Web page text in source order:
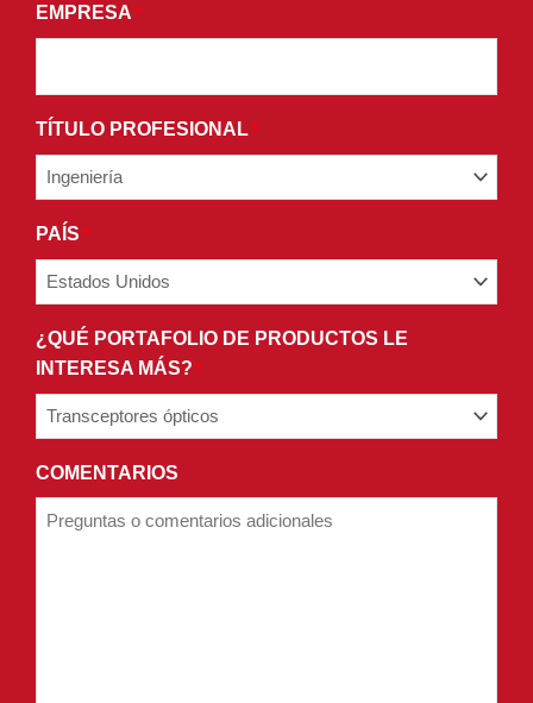
EMPRESA *
TÍTULO PROFESIONAL *
PAÍS *
¿QUÉ PORTAFOLIO DE PRODUCTOS LE
INTERESA MÁS? *
COMENTARIOS
NUESTRA